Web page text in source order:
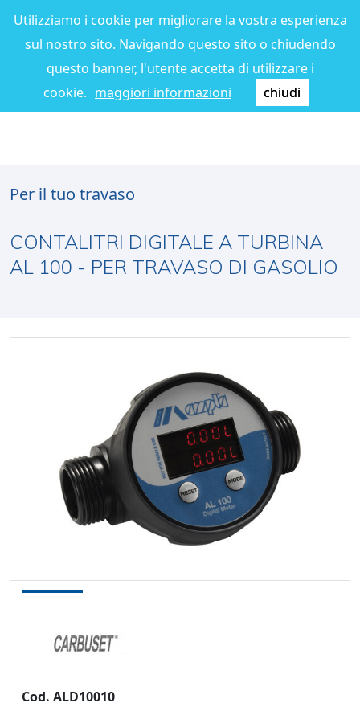
Utilizziamo i cookie per migliorare la vostra esperienza
sul nostro sito. Navigando questo sito o chiudendo
questo banner, l'utente accetta di utilizzare i
cookie. maggiori informazioni chiudi
Per il tuo travaso
CONTALITRI DIGITALE A TURBINA
AL 100 - PER TRAVASO DI GASOLIO
Cod. ALD10010